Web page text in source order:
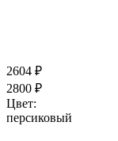
2604 ₽
2800 ₽
Цвет:
персиковый